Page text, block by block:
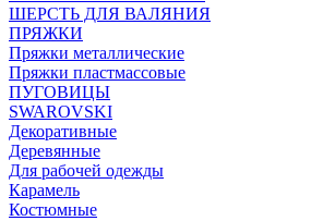
ШЕРСТЬ ДЛЯ ВАЛЯНИЯ
ПРЯЖКИ
Пряжки металлические
Пряжки пластмассовые
ПУГОВИЦЫ
SWAROVSKI
Декоративные
Деревянные
Для рабочей одежды
Карамель
Костюмные